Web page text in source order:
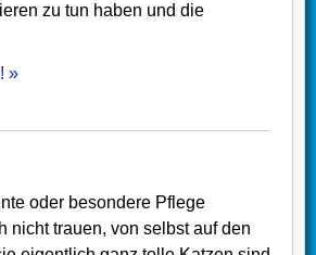
zu tun haben und die
»
oder besondere Pflege
nicht trauen, von selbst auf den